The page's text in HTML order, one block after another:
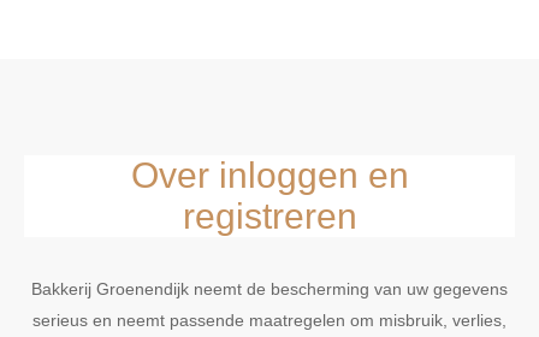
Over inloggen en
registreren
Bakkerij Groenendijk neemt de bescherming van uw gegevens
serieus en neemt passende maatregelen om misbruik, verlies,